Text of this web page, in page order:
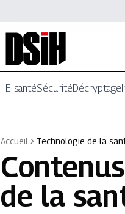
E-santéSécuritéDécryptage
Accueil
Technologie de la
de la